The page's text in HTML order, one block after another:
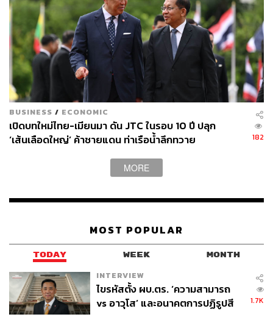
BUSINESS / ECONOMIC
เปิดบทใหม่ไทย-เมียนมา ดัน JTC ในรอบ 10 ปี ปลุก
‘เส้นเลือดใหญ่’ ค้าชายแดน ท่าเรือน้ำลึกทวาย
182
MORE
MOST POPULAR
TODAY WEEK MONTH
INTERVIEW
ไขรหัสตั้ง ผบ.ตร. ‘ความสามารถ
vs อาวุโส’ และอนาคตการปฏิรูปสี
1.7K